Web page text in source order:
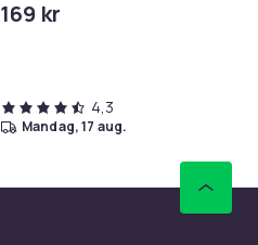
169 kr
4,3
mandag, 17 aug.